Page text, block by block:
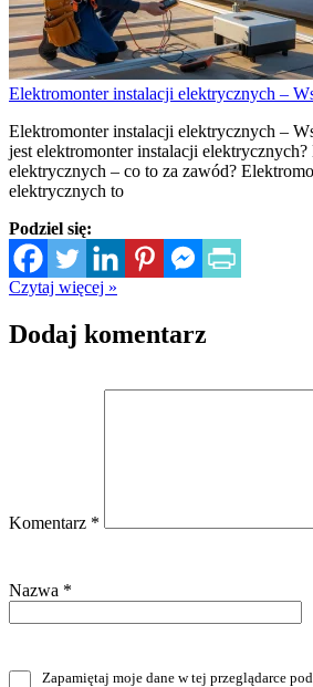
Elektromonter instalacji elektrycznych –
Elektromonter instalacji elektrycznych –
jest elektromonter instalacji
elektrycznych – co to za zawód?
elektrycznych to
Podziel się:
Czytaj więcej »
Dodaj komentarz
Komentarz *
Nazwa *
Zapamiętaj moje dane w tej przeglądarce